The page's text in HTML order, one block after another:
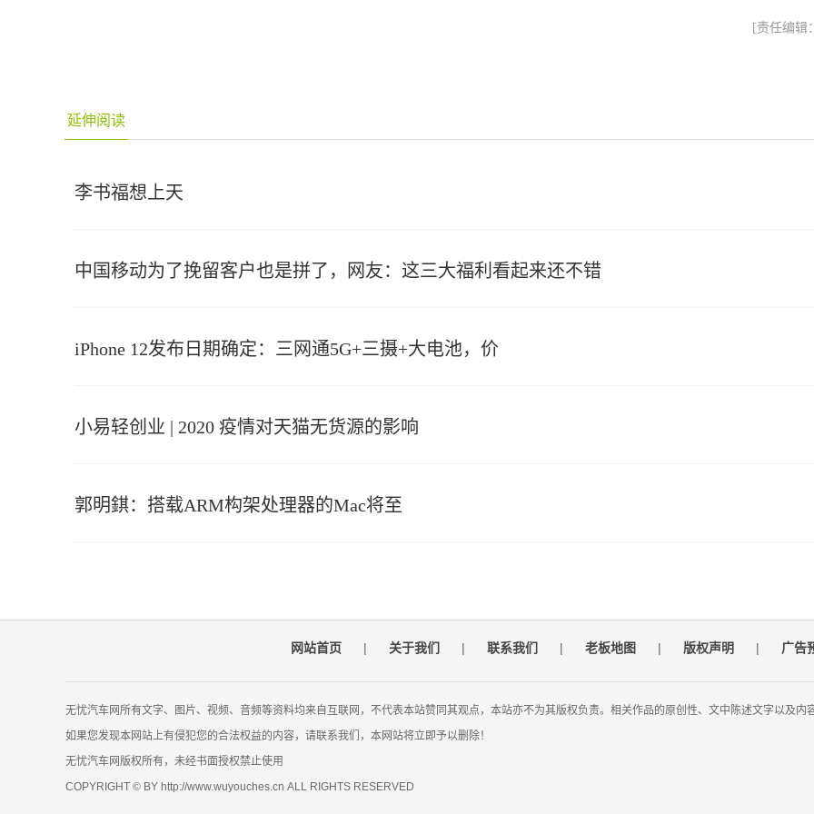
[责任编辑
延伸阅读
李书福想上天
中国移动为了挽留客户也是拼了，网友：这三大福利看起来还不错
iPhone 12发布日期确定：三网通5G+三摄+大电池，价
小易轻创业 | 2020 疫情对天猫无货源的影响
郭明錤：搭载ARM构架处理器的Mac将至
网站首页 | 关于我们 | 联系我们 | 老板地图 | 版权声明 | 广告
无忧汽车网所有文字、图片、视频、音频等资料均来自互联网，不代表本站赞同其观点，本站亦不为其版权负责。相关作品的原创性、文中陈述文字以及内
如果您发现本网站上有侵犯您的合法权益的内容，请联系我们，本网站将立即予以删除！
无忧汽车网版权所有，未经书面授权禁止使用
COPYRIGHT © BY http://www.wuyouches.cn ALL RIGHTS RESERVED